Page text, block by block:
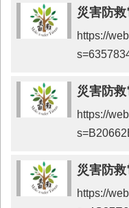
專
災害防
https://
災害防
https://
災害防
https://